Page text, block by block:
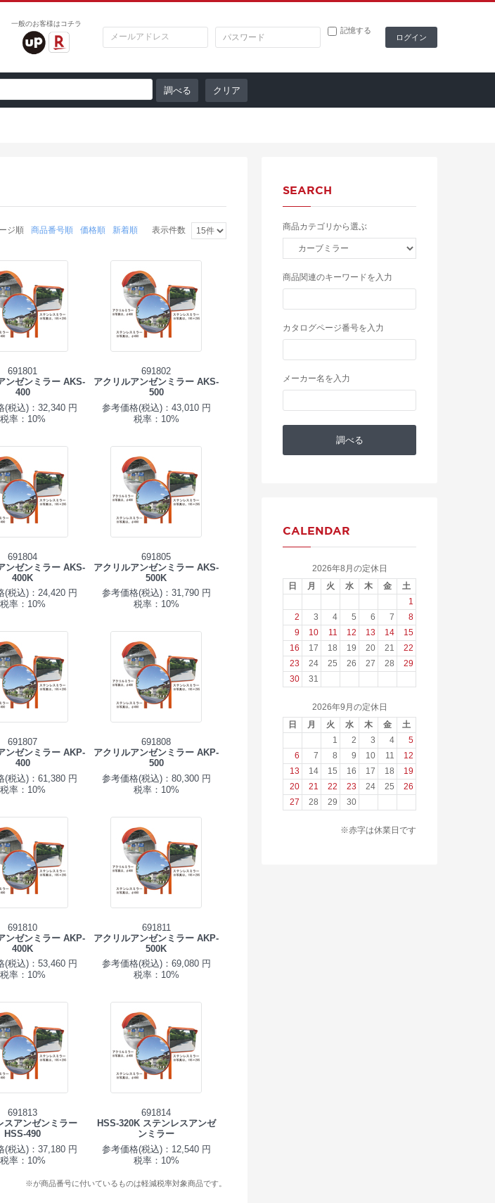
一般のお客様はコチラ
記憶する
クリア
ジ順 商品番号順 価格順 新着順 表示件数
691801
ンゼンミラー AKS-
400
(税込)：32,340 円
税率：10%
691802
アクリルアンゼンミラー AKS-
500
参考価格(税込)：43,010 円
税率：10%
691804
ンゼンミラー AKS-
400K
(税込)：24,420 円
税率：10%
691805
アクリルアンゼンミラー AKS-
500K
参考価格(税込)：31,790 円
税率：10%
691807
ンゼンミラー AKP-
400
(税込)：61,380 円
税率：10%
691808
アクリルアンゼンミラー AKP-
500
参考価格(税込)：80,300 円
税率：10%
691810
ンゼンミラー AKP-
400K
(税込)：53,460 円
税率：10%
691811
アクリルアンゼンミラー AKP-
500K
参考価格(税込)：69,080 円
税率：10%
691813
スアンゼンミラー
HSS-490
(税込)：37,180 円
税率：10%
691814
HSS-320K ステンレスアンゼ
ンミラー
参考価格(税込)：12,540 円
税率：10%
※が商品番号に付いているものは軽減税率対象商品です。
SEARCH
商品カテゴリから選ぶ
商品関連のキーワードを入力
カタログページ番号を入力
メーカー名を入力
CALENDAR
2026年8月の定休日
日
月 火 水 木 金
土
1
2
3 4 5 6 7
8
9
10 11 12 13 14
15
16
17 18 19 20 21
22
23
24 25 26 27 28
29
30
31
2026年9月の定休日
日
月 火 水 木 金
土
1
2 3 4
5
6
7 8 9 10 11
12
13
14 15 16 17 18
19
20
21 22 23 24 25
26
27
28 29 30
※赤字は休業日です